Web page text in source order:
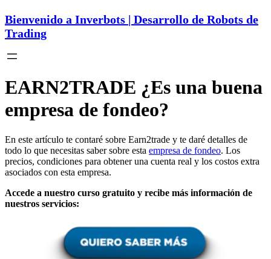
Bienvenido a Inverbots | Desarrollo de Robots de
Trading
EARN2TRADE ¿Es una buena
empresa de fondeo?
En este artículo te contaré sobre Earn2trade y te daré detalles de
todo lo que necesitas saber sobre esta empresa de fondeo. Los
precios, condiciones para obtener una cuenta real y los costos extra
asociados con esta empresa.
Accede a nuestro curso gratuito y recibe más información de
nuestros servicios: